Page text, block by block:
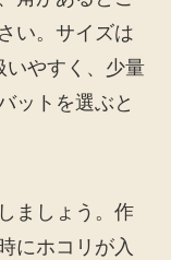
い。サイズは
いやすく、少量
ットを選ぶと
ましょう。作
にホコリが入